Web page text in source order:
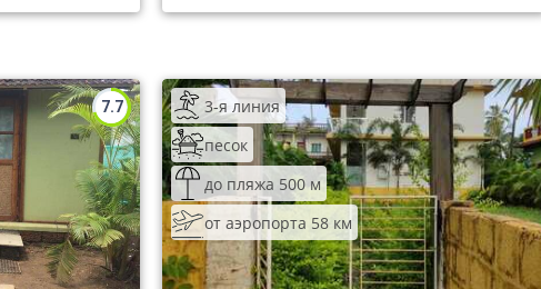
7.7
3-я линия
песок
до пляжа 500 м
от аэропорта 58 км